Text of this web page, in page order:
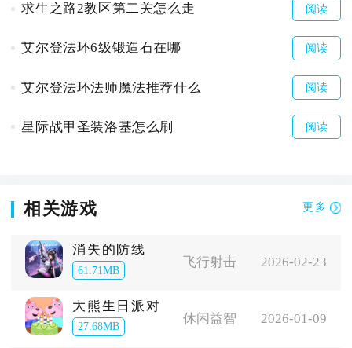
求生之路2教区第二关怎么走 阅读
艾尔登法环6级锻造石在哪 阅读
艾尔登法环法师魔法推荐什么 阅读
星际战甲圣装洛基怎么刷 阅读
相关游戏 更多
消失的防线
61.71MB
飞行射击 2026-02-23
大熊生日派对
27.68MB
休闲益智 2026-01-09